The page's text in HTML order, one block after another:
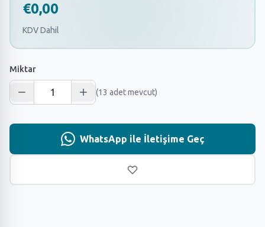
€0,00
KDV Dahil
Miktar
(13 adet mevcut)
WhatsApp ile İletişime Geç